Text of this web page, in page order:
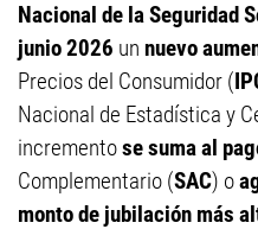
Nacional de la Seguridad
junio 2026 un nuevo
Precios del Consumidor (
Nacional de Estadística y
incrementose suma al
Complementario (SAC) o
monto de jubilación más